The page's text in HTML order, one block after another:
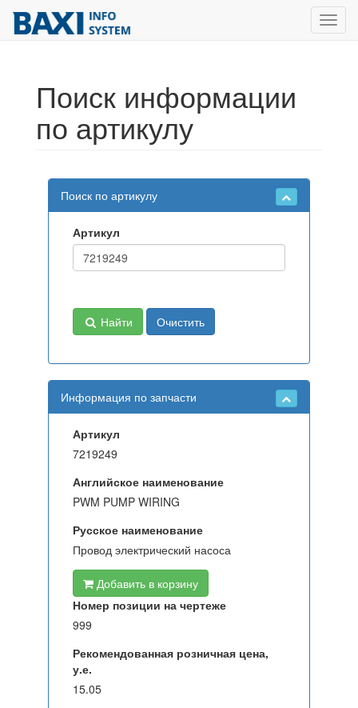
Поиск информации
по артикулу
Поиск по артикулу
Артикул
Найти Очистить
Информация по запчасти
Артикул
7219249
Английское наименование
PWM PUMP WIRING
Русское наименование
Провод электрический насоса
Добавить в корзину
Номер позиции на чертеже
999
Рекомендованная розничная цена,
у.е.
15.05